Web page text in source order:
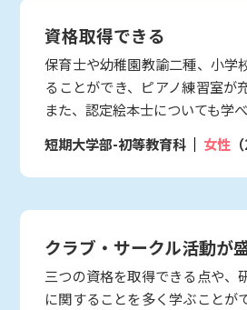
資格取得できる
保育士や幼稚園教諭二種、小学
ることができ、ピアノ練習室が
また、認定絵本士についても学べ
短期大学部-初等教育科
女性
クラブ・サークル活動が
三つの資格を取得できる点や、
に関することを多く学ぶことが